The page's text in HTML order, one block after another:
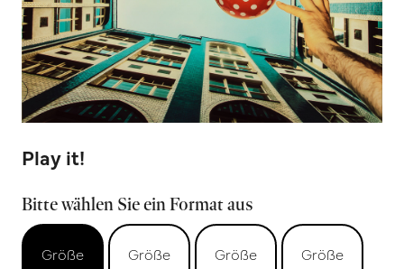
Play it!
Bitte wählen Sie ein Format aus
Größe
Größe
Größe
Größe